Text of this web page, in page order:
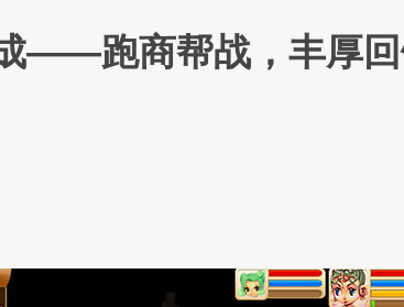
——跑商帮战，丰厚